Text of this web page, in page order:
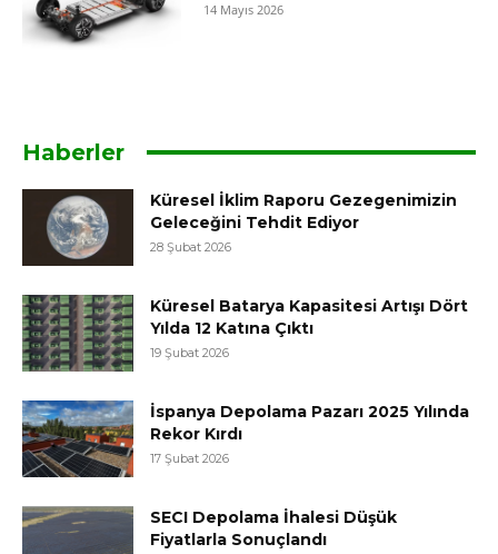
14 Mayıs 2026
Haberler
Küresel İklim Raporu Gezegenimizin
Geleceğini Tehdit Ediyor
28 Şubat 2026
Küresel Batarya Kapasitesi Artışı Dört
Yılda 12 Katına Çıktı
19 Şubat 2026
İspanya Depolama Pazarı 2025 Yılında
Rekor Kırdı
17 Şubat 2026
SECI Depolama İhalesi Düşük
Fiyatlarla Sonuçlandı